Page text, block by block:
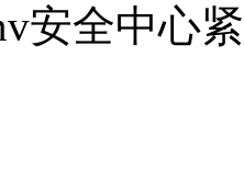
安全中心